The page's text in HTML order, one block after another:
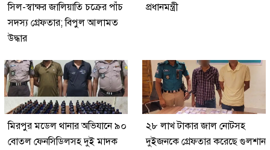
সিল-স্বাক্ষর জালিয়াতি চক্রের পাঁচ
সদস্য গ্রেফতার; বিপুল আলামত
উদ্ধার
প্রধানমন্ত্রী
মিরপুর মডেল থানার অভিযানে ৯০
বোতল ফেনসিডিলসহ দুই মাদক
২৮ লাখ টাকার জাল নোটসহ
দুইজনকে গ্রেফতার করেছে গুলশান